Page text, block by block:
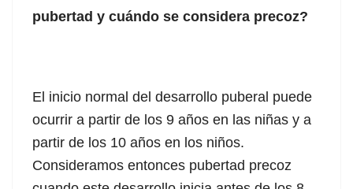
pubertad y cuándo se considera precoz?
El inicio normal del desarrollo puberal puede
ocurrir a partir de los 9 años en las niñas y a
partir de los 10 años en los niños.
Consideramos entonces pubertad precoz